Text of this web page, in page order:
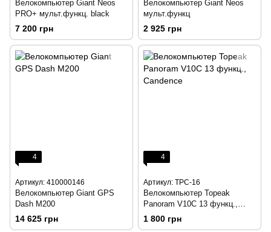
Велокомпьютер Giant Neos
PRO+ мульт.функц. black
7 200 грн
Велокомпьютер Giant Neos
мульт.функц
2 925 грн
4
Артикул: 410000146
Велокомпьютер Giant GPS
Dash M200
14 625 грн
4
Артикул: TPC-16
Велокомпьютер Topeak
Panoram V10С 13 функц.,
Сandence
1 800 грн